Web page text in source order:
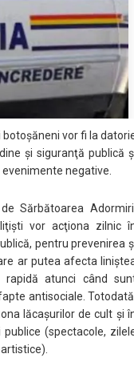
botoşăneni vor fi la
şi siguranţă publică
negative.
Sărbătoarea
vor acţiona zilnic
pentru prevenirea
ar putea afecta
atunci când
antisociale.
lăcaşurilor de cult şi
(spectacole,